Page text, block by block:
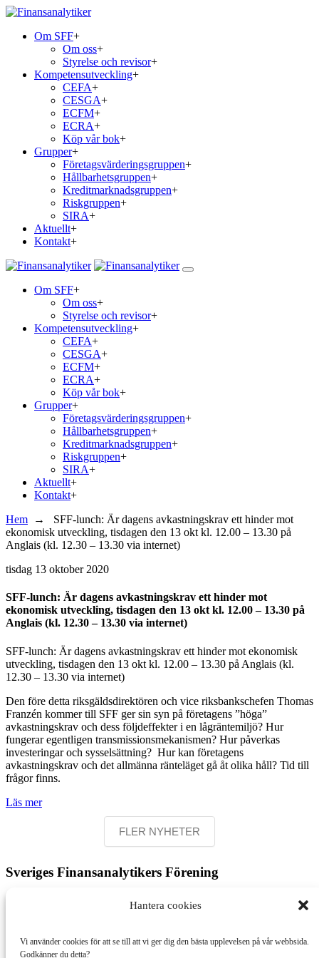
Hantera cookies
Vi använder cookies för att se till att vi ger dig den bästa upplevelsen på vår webbsida.
Godkänner du detta?
Om SFF+
Om oss+
Styrelse och revisor+
Kompetensutveckling+
CEFA+
CESGA+
ECFM+
ECRA+
Köp vår bok+
Grupper+
Företagsvärderingsgruppen+
Hållbarhetsgruppen+
Kreditmarknadsgruppen+
Riskgruppen+
SIRA+
Aktuellt+
Kontakt+
Om SFF+
Om oss+
Styrelse och revisor+
Kompetensutveckling+
CEFA+
CESGA+
ECFM+
ECRA+
Köp vår bok+
Grupper+
Företagsvärderingsgruppen+
Hållbarhetsgruppen+
Kreditmarknadsgruppen+
Riskgruppen+
SIRA+
Aktuellt+
Kontakt+
Hem → SFF-lunch: Är dagens avkastningskrav ett hinder mot
ekonomisk utveckling, tisdagen den 13 okt kl. 12.00 – 13.30 på
Anglais (kl. 12.30 – 13.30 via internet)
tisdag 13 oktober 2020
SFF-lunch: Är dagens avkastningskrav ett hinder mot
ekonomisk utveckling, tisdagen den 13 okt kl. 12.00 – 13.30 på
Anglais (kl. 12.30 – 13.30 via internet)
SFF-lunch: Är dagens avkastningskrav ett hinder mot ekonomisk
utveckling, tisdagen den 13 okt kl. 12.00 – 13.30 på Anglais (kl.
12.30 – 13.30 via internet)
Den före detta riksgäldsdirektören och vice riksbankschefen Thomas
Franzén kommer till SFF ger sin syn på företagens ”höga”
avkastningskrav och dess följdeffekter i en lågräntemiljö? Hur
fungerar egentligen transmissionsmekanismen? Hur påverkas
investeringar och sysselsättning? Hur kan företagens
avkastningskrav och det allmänna ränteläget gå åt olika håll? Tid till
frågor finns.
Läs mer
FLER NYHETER
Sveriges Finansanalytikers Förening
Besöksadress: